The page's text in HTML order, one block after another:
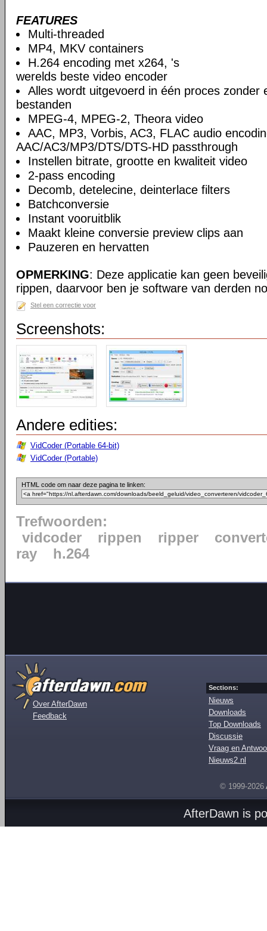
FEATURES
Multi-threaded
MP4, MKV containers
H.264 encoding met x264, 's
werelds beste video encoder
Alles wordt uitgevoerd in één proces zonder
bestanden
MPEG-4, MPEG-2, Theora video
AAC, MP3, Vorbis, AC3, FLAC audio
AAC/AC3/MP3/DTS/DTS-HD passthrough
Instellen bitrate, grootte en kwaliteit video
2-pass encoding
Decomb, detelecine, deinterlace filters
Batchconversie
Instant vooruitblik
Maakt kleine conversie preview clips aan
Pauzeren en hervatten
OPMERKING: Deze applicatie kan geen
rippen, daarvoor ben je software van derden
Stel een correctie voor
Screenshots:
Andere edities:
VidCoder (Portable 64-bit)
VidCoder (Portable)
HTML code om naar deze pagina te linken:
Trefwoorden:
vidcoder
rippen ripper
ray
h.264
Over AfterDawn
Feedback
Sections:
Nieuws
Downloads
Top Downloads
Discussie
Vraag en
Nieuws2.nl
© 1999-2026
AfterDawn is